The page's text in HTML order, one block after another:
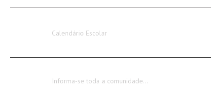
Calendário Escolar
Informa-se toda a comunidade…